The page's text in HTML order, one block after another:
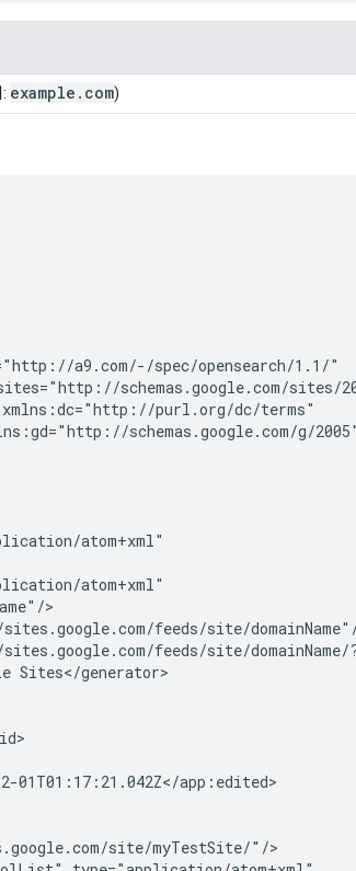
example . com)
a9.com/-/spec/opensearch/1.1/"
schemas.google.com/sites/
purl.org/dc/terms"
schemas.google.com/g/2005"
atom+xml"
atom+xml"
"/>
feeds/site/domainName
feeds/site/domainName/
Sites</generator>
01T01:17:21.042Z</app:edited>
site/
myTestSite/"/>